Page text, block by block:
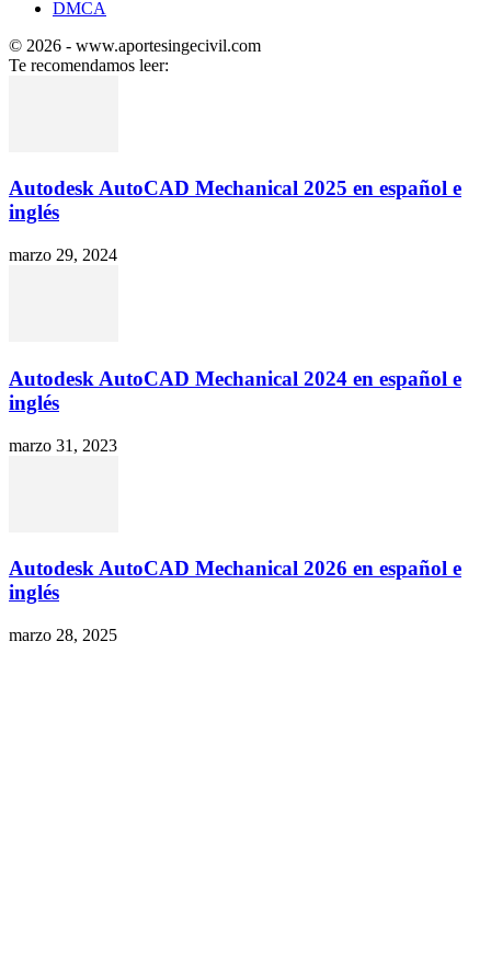
DMCA
© 2026 - www.aportesingecivil.com
Te recomendamos leer:
Autodesk AutoCAD Mechanical 2025 en español e
inglés
marzo 29, 2024
Autodesk AutoCAD Mechanical 2024 en español e
inglés
marzo 31, 2023
Autodesk AutoCAD Mechanical 2026 en español e
inglés
marzo 28, 2025